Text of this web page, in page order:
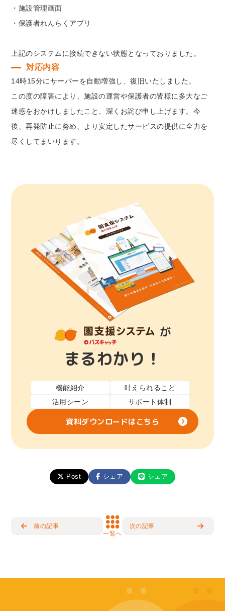
・施設管理画面
・保護者れんらくアプリ
上記のシステムに接続できない状態となっておりました。
対応内容
14時15分にサーバーを自動増強し、復旧いたしました。
この度の障害により、施設の運営や保護者の皆様に多大なご
迷惑をおかけしましたこと、深くお詫び申し上げます。今
後、再発防止に努め、より安定したサービスの提供に全力を
尽くしてまいります。
が
まるわかり！
機能紹介
叶えられること
活用シーン
サポート体制
資料ダウンロードはこちら
Post シェア シェア
前の記事
一覧へ
次の記事